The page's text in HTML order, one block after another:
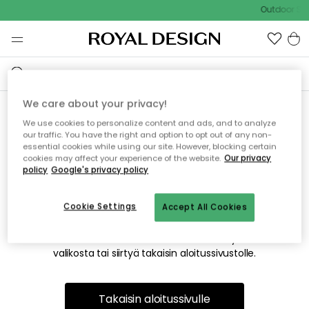
Outdoor
Emme valitettavasti löydä
etsimääsi sivua
Tämä voi johtua siitä, että sivua ei enää ole tai siitä, että se
on siirretty muualle. Pahoittelemme tästä mahdollisesti
valikosta tai siirtyä takaisin aloitussivustolle.
Takaisin aloitussivulle
We care about your privacy!
We use cookies to personalize content and ads, and to analyze
our traffic. You have the right and option to opt out of any non-
essential cookies while using our site. However, blocking certain
cookies may affect your experience of the website. Our privacy
policy Google's privacy policy
Accept All Cookies
Cookie Settings